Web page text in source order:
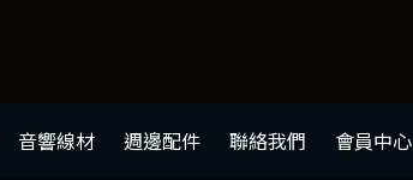
音響線材 週邊配件 聯絡我們 會員中心